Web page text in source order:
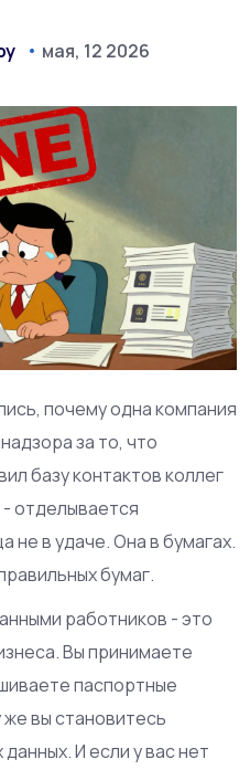
мая, 12 2026
почему одна компания
за то, что
базу контактов коллег
- отделывается
не в удаче. Она в бумагах.
бумаг.
работников - это
Вы принимаете
паспортные
вы становитесь
И если у вас нет